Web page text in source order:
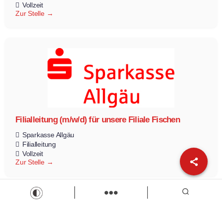
Vollzeit
Zur Stelle
Filialleitung (m/w/d) für unsere Filiale Fischen
Sparkasse Allgäu
Filialleitung
Vollzeit
Zur Stelle
Load more